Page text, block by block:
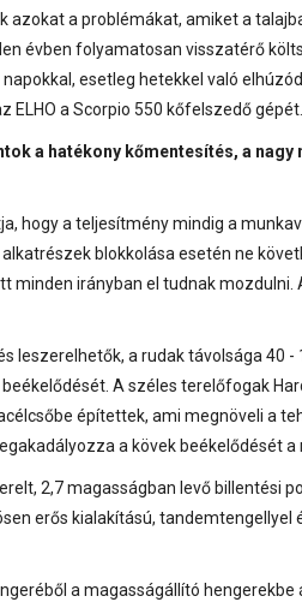
azokat a problémákat, amiket a
évben folyamatosan visszatérő
esetleg hetekkel való
a Scorpio 550 kőfelszedő gépét.
a hatékony kőmentesítés, a
hogy a teljesítmény mindig a
blokkolása esetén ne
minden irányban el tudnak
leszerelhetők, a rudak távolsága 40
A széles terelőfogak
építettek, ami megnöveli a
a kövek beékelődését a
2,7 magasságban levő billentési
erős kialakítású,
a magasságállító